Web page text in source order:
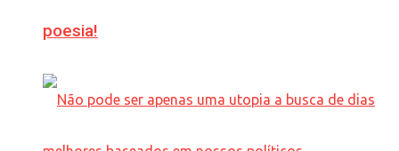
poesia!